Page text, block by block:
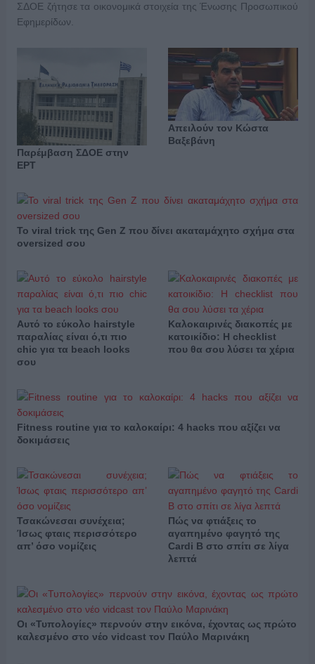
ΣΔΟΕ ζήτησε τα οικονομικά στοιχεία της Ένωσης Προσωπικού
Εφημερίδων.
Παρέμβαση ΣΔΟΕ στην
ΕΡΤ
Aπειλούν τον Κώστα
Βαξεβάνη
Το viral trick της Gen Z που δίνει ακαταμάχητο σχήμα στα
oversized σου
Αυτό το εύκολο hairstyle
παραλίας είναι ό,τι πιο
chic για τα beach looks
σου
Καλοκαιρινές διακοπές με
κατοικίδιο: Η checklist
που θα σου λύσει τα χέρια
Fitness routine για το καλοκαίρι: 4 hacks που αξίζει να
δοκιμάσεις
Τσακώνεσαι συνέχεια;
Ίσως φταις περισσότερο
απ’ όσο νομίζεις
Πώς να φτιάξεις το
αγαπημένο φαγητό της
Cardi B στο σπίτι σε λίγα
λεπτά
Οι «Τυπολογίες» περνούν στην εικόνα, έχοντας ως πρώτο
καλεσμένο στο νέο vidcast τον Παύλο Μαρινάκη